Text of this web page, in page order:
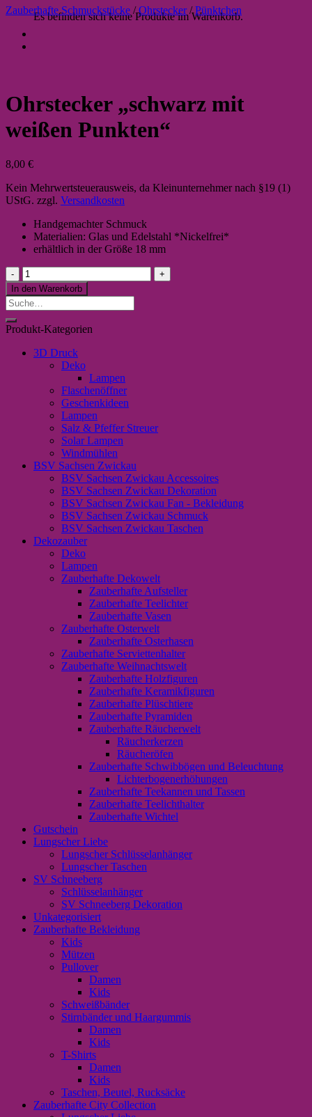
Es befinden sich keine Produkte im Warenkorb.
Zauberhafte Schmuckstücke / Ohrstecker / Pünktchen
Ohrstecker „schwarz mit
weißen Punkten“
8,00 €
Kein Mehrwertsteuerausweis, da Kleinunternehmer nach §19 (1)
UStG. zzgl. Versandkosten
Handgemachter Schmuck
Materialien: Glas und Edelstahl *Nickelfrei*
erhältlich in der Größe 18 mm
Ohrstecker
"schwarz
mit
weißen
Menge
In den Warenkorb
Suche
nach:
Produkt-Kategorien
3D Druck
Deko
Lampen
Flaschenöffner
Geschenkideen
Lampen
Salz & Pfeffer Streuer
Solar Lampen
Windmühlen
BSV Sachsen Zwickau
BSV Sachsen Zwickau Accessoires
BSV Sachsen Zwickau Dekoration
BSV Sachsen Zwickau Fan - Bekleidung
BSV Sachsen Zwickau Schmuck
BSV Sachsen Zwickau Taschen
Dekozauber
Deko
Lampen
Zauberhafte Dekowelt
Zauberhafte Aufsteller
Zauberhafte Teelichter
Zauberhafte Vasen
Zauberhafte Osterwelt
Zauberhafte Osterhasen
Zauberhafte Serviettenhalter
Zauberhafte Weihnachtswelt
Zauberhafte Holzfiguren
Zauberhafte Keramikfiguren
Zauberhafte Plüschtiere
Zauberhafte Pyramiden
Zauberhafte Räucherwelt
Räucherkerzen
Räucheröfen
Zauberhafte Schwibbögen und Beleuchtung
Lichterbogenerhöhungen
Zauberhafte Teekannen und Tassen
Zauberhafte Teelichthalter
Zauberhafte Wichtel
Gutschein
Lungscher Liebe
Lungscher Schlüsselanhänger
Lungscher Taschen
SV Schneeberg
Schlüsselanhänger
SV Schneeberg Dekoration
Unkategorisiert
Zauberhafte Bekleidung
Kids
Mützen
Pullover
Damen
Kids
Schweißbänder
Stirnbänder und Haargummis
Damen
Kids
T-Shirts
Damen
Kids
Taschen, Beutel, Rucksäcke
Zauberhafte City Collection